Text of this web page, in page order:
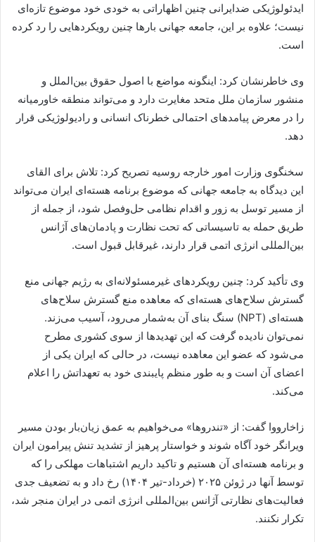
ایدئولوژیکی ضدایرانی چنین اظهاراتی به خودی خود موضوع تازه‌ای
نیست؛ علاوه بر این، جامعه جهانی بارها چنین رویکردهایی را رد کرده
است.
وی خاطرنشان کرد: اینگونه مواضع با اصول حقوق بین‌الملل و
منشور سازمان ملل متحد مغایرت دارد و می‌تواند منطقه خاورمیانه
را در معرض پیامدهای احتمالی خطرناک انسانی و رادیولوژیکی قرار
دهد.
سخنگوی وزارت امور خارجه روسیه تصریح کرد: تلاش برای القای
این دیدگاه به جامعه جهانی که موضوع برنامه هسته‌ای ایران می‌تواند
از مسیر توسل به زور و اقدام نظامی حل‌وفصل شود، از جمله از
طریق حمله به تاسیساتی که تحت نظارت و پادمان‌های آژانس
بین‌المللی انرژی اتمی قرار دارند، غیرقابل قبول است.
وی تأکید کرد: چنین رویکردهای غیرمسئولانه‌ای به رژیم جهانی منع
گسترش سلاح‌های هسته‌ای که معاهده منع گسترش سلاح‌های
هسته‌ای (NPT) سنگ بنای آن به‌شمار می‌رود، آسیب می‌زند.
نمی‌توان نادیده گرفت که این تهدیدها از سوی کشوری مطرح
می‌شود که عضو این معاهده نیست، در حالی که ایران یکی از
اعضای آن است و به‌ طور منظم پایبندی خود به تعهداتش را اعلام
می‌کند.
زاخارووا گفت: از «تندروها» می‌خواهیم به عمق زیان‌بار بودن مسیر
ویرانگر خود آگاه شوند و خواستار پرهیز از تشدید تنش پیرامون ایران
و برنامه هسته‌ای آن هستیم و تاکید داریم اشتباهات مهلکی را که
توسط آنها در ژوئن ۲۰۲۵ (خرداد-تیر ۱۴۰۴) رخ داد و به تضعیف جدی
فعالیت‌های نظارتی آژانس بین‌المللی انرژی اتمی در ایران منجر شد،
تکرار نکنند.